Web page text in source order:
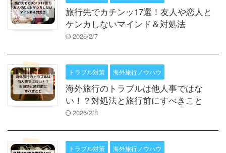
旅行先でカチンッ17選！友人や恋人と
ケンカしないマインド＆対処法
2026/2/7
トラブル対策 海外旅行ノウハウ
海外旅行のトラブルは他人事ではな
い！？対処法と旅行前にすべきこと
2026/2/8
トラブル対策 海外旅行ノウハウ